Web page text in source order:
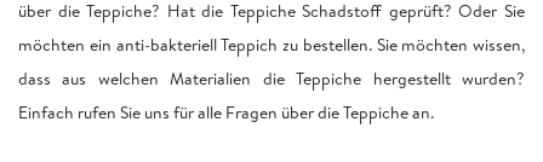
über die Teppiche? Hat die Teppiche Schadstoff geprüft? Oder Sie
möchten ein anti-bakteriell Teppich zu bestellen. Sie möchten wissen,
dass aus welchen Materialien die Teppiche hergestellt wurden?
Einfach rufen Sie uns für alle Fragen über die Teppiche an.